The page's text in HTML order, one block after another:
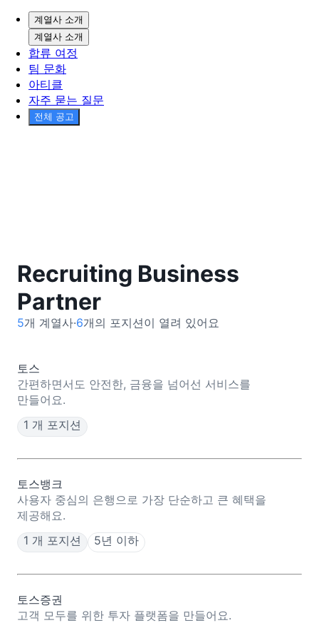
계열사 소개
계열사 소개
합류 여정
팀 문화
아티클
자주 묻는 질문
전체 공고
Recruiting Business
Partner
5개 계열사·6개의 포지션이 열려 있어요
토스
간편하면서도 안전한, 금융을 넘어선 서비스를
만들어요.
1 개 포지션
토스뱅크
사용자 중심의 은행으로 가장 단순하고 큰 혜택을
제공해요.
1 개 포지션
5년 이하
토스증권
고객 모두를 위한 투자 플랫폼을 만들어요.